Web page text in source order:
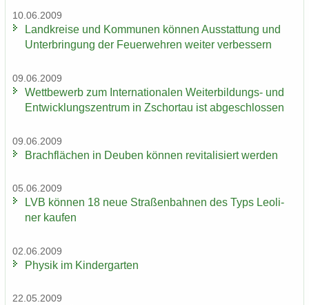
10.06.2009
Land­krei­se und Kom­mu­nen kön­nen Aus­stat­tung und
Un­ter­brin­gung der Feu­er­weh­ren wei­ter ver­bes­sern
09.06.2009
Wett­be­werb zum In­ter­na­tio­na­len Weiterbildungs-​ und
Ent­wick­lungs­zen­trum in Zschor­tau ist ab­ge­schlos­sen
09.06.2009
Brach­flä­chen in Deu­ben kön­nen re­vi­ta­li­siert wer­den
05.06.2009
LVB kön­nen 18 neue Stra­ßen­bah­nen des Typs Leo­li­
ner kau­fen
02.06.2009
Phy­sik im Kin­der­gar­ten
22.05.2009